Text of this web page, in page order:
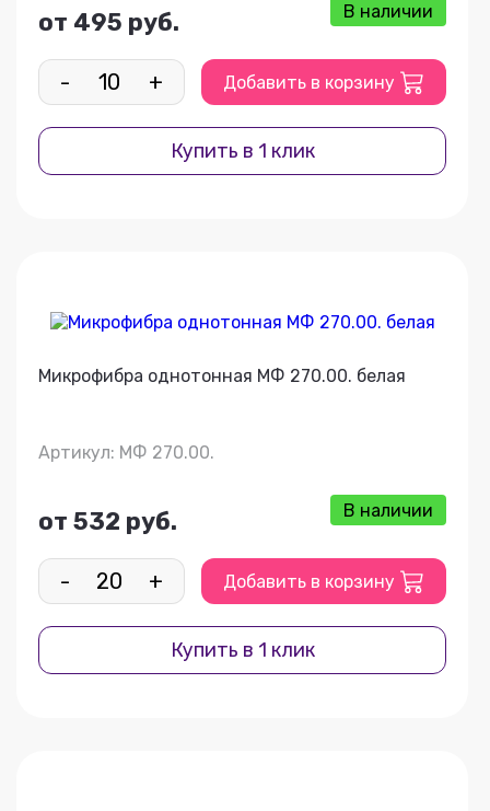
от 495 руб. В наличии
- + Добавить в корзину
Купить в 1 клик
Микрофибра однотонная МФ 270.00. белая
Артикул: МФ 270.00.
от 532 руб. В наличии
- + Добавить в корзину
Купить в 1 клик